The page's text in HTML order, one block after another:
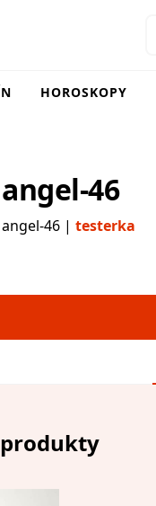
HOROSKOPY
angel-46
angel-46 | testerka